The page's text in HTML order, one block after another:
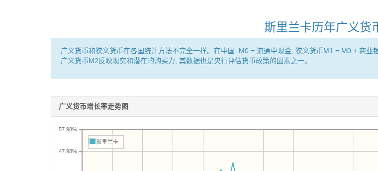
斯里兰卡历年广义货
广义货币和狭义货币在各国统计方法不完全一样。在中国: M0 = 流通中现金; 狭义货币M1 = M0 + 商
广义货币M2反映现实和潜在的购买力, 其数据也是央行评估货币政策的因素之一。
广义货币增长率走势图
47.98%
57.98%
斯里兰卡